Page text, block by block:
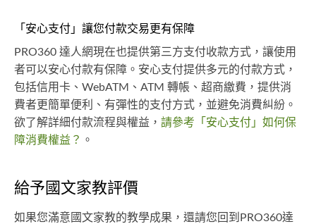
「安心支付」讓您付款交易更有保障
PRO360 達人網現在也提供第三方支付收款方式，讓使用
者可以安心付款有保障。安心支付提供多元的付款方式，
包括信用卡、WebATM、ATM 轉帳、超商繳費，提供消
費者更簡單便利、有彈性的支付方式，並避免消費糾紛。
欲了解詳細付款流程與權益， 請參考「安心支付」如何保
障消費權益？ 。
給予國文家教評價
如果您滿意國文家教的教學成果，還請您回到PRO360達